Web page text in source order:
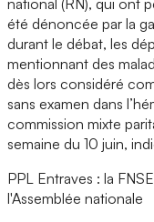
été dénoncée par la
durant le débat, les
mentionnant des
dès lors considéré
sans examen dans
commission mixte
semaine du 10 juin,
PPL Entraves : la
l'Assemblée nationale